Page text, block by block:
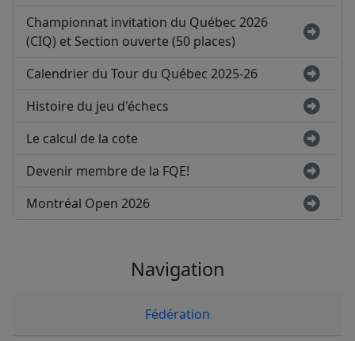
Championnat invitation du Québec 2026
(CIQ) et Section ouverte (50 places)
Calendrier du Tour du Québec 2025-26
Histoire du jeu d'échecs
Le calcul de la cote
Devenir membre de la FQE!
Montréal Open 2026
Navigation
Fédération